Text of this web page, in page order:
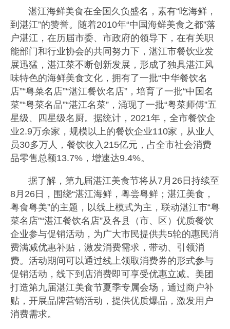
湛江海鲜美食在全国久负盛名，素有“吃海鲜，
到湛江”的赞誉。随着2010年“中国海鲜美食之都”落
户湛江，在历届市委、市政府的领导下，在有关职
能部门和行业协会的共同努力下，湛江市餐饮业发
展迅猛，湛江菜不断创新发展，形成了独具湛江风
味特色的海鲜美食文化，拥有了一批“中华餐饮名
店”“粤菜名店”“湛江餐饮名店”，培育了一批“中国名
菜”“粤菜名品”“湛江名菜”，涌现了一批“粤菜师傅”五
星级、四星级名厨。据统计，2021年，全市餐饮企
业2.9万余家，规模以上的餐饮企业110家，从业人
员30多万人，餐饮收入215亿元，占全市社会消费
品零售总额13.7%，增速达9.4%。
据了解，第九届湛江美食节将从7月26日持续至
8月26日，围绕“湛江海鲜，粤尝粤鲜；湛江美食，
粤食粤美”的主题，以线上模式为主，联动湛江市“粤
菜名店”“湛江餐饮名店”及各县（市、区）优质餐饮
企业参与促销活动，为广大市民提供共5轮的惠民消
费满减优惠补贴，激发消费需求，带动、引领消
费。活动期间可以通过线上领取消费券的形式参与
促销活动，线下到店消费即可享受优惠立减。美团
打造第九届湛江美食节夏季专属会场，通过商户补
贴，开展品牌营销活动，提供优质爆品，激发用户
消费需求。